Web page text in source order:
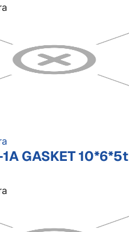
GASKET 10*6*5t